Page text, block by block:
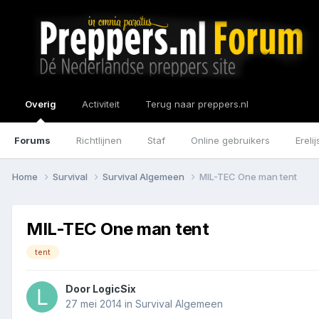
Overig
Forums Richtlijnen Staf Online gebruikers
Activiteit Terug naar preppers.nl
Home Survival Survival Algemeen MIL-TEC One man tent
MIL-TEC One man tent
tent
Door LogicSix
27 mei 2014 in Survival Algemeen